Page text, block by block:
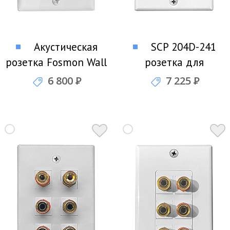
Акустическая
розетка Fosmon Wall
Plate - 2 Speakers
6 800Р
SCP 204D-241
розетка для
подключения двух
7 225Р